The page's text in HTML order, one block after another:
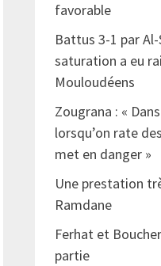
favorable
Battus 3-1 par
saturation a eu
Mouloudéens
Zougrana : «
lorsqu’on rate
met en danger »
Une prestation
Ramdane
Ferhat et
partie